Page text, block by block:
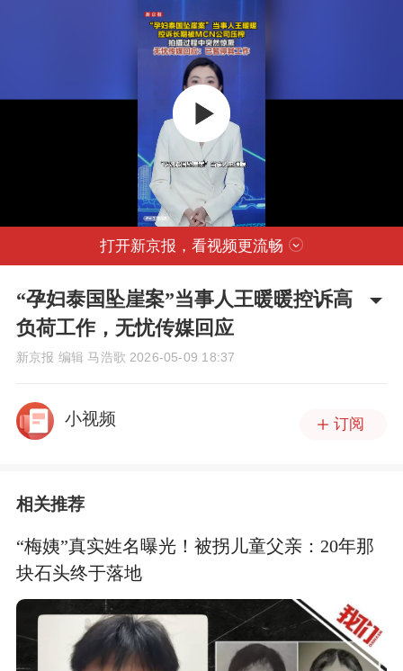
打开新京报，看视频更流畅
“孕妇泰国坠崖案”当事人王暖暖控诉高
负荷工作，无忧传媒回应
新京报 编辑 马浩歌 2026-05-09 18:37
小视频 订阅
相关推荐
“梅姨”真实姓名曝光！被拐儿童父亲：20年那
块石头终于落地